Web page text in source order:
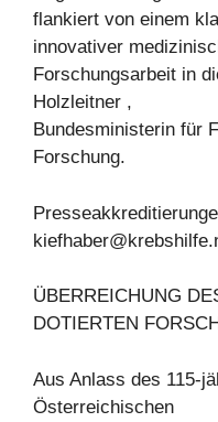
flankiert von einem
innovativer
Forschungsarbeit in
Holzleitner ,
Bundesministerin für
Forschung.
ÜBERREICHUNG
DOTIERTEN
Aus Anlass des 115-
Österreichischen